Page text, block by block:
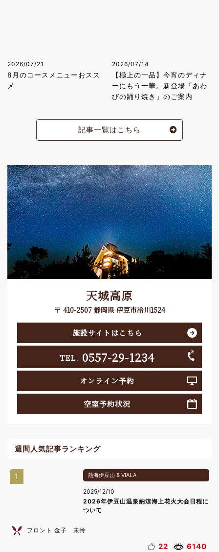
2026/07/21
8月のコースメニューおスス
メ
2026/07/14
【極上の一品】今宵のディナ
ーにもう一華。新登場「あわ
びの踊り焼き」のご案内
記事一覧はこちら
天城高原
〒 410-2507 静岡県 伊豆市冷川1524
施設サイトはこちら
TEL. 0557-29-1234
オンライン予約
空室予約状況
週間人気記事ランキング
1 熱海伊豆山 & VIALA
2025/12/10
2026年伊豆山温泉納涼海上花火大会日程に
ついて
フロント 金子 未怜
22 6140